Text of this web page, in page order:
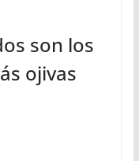
son los
ojivas